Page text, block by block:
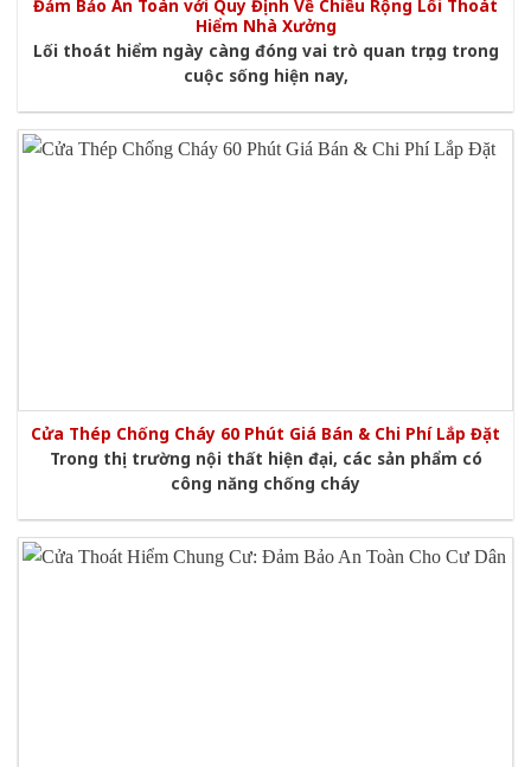
Đảm Bảo An Toàn với Quy Định Về Chiều Rộng Lối Thoát
Hiểm Nhà Xưởng
Lối thoát hiểm ngày càng đóng vai trò quan trọng trong
cuộc sống hiện nay,
​​​​​​​Cửa Thép Chống Cháy 60 Phút Giá Bán & Chi Phí Lắp Đặt
Trong thị trường nội thất hiện đại, các sản phẩm có
công năng chống cháy